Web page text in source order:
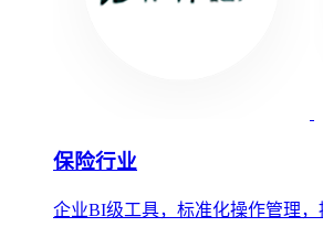
保险行业
企业BI级工具，标准化操作管理